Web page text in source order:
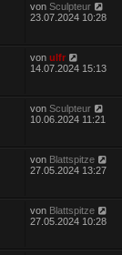
von Sculpteur
23.07.2024 10:28
von ulfr
14.07.2024 15:13
von Sculpteur
10.06.2024 11:21
von Blattspitze
27.05.2024 13:27
von Blattspitze
27.05.2024 10:28